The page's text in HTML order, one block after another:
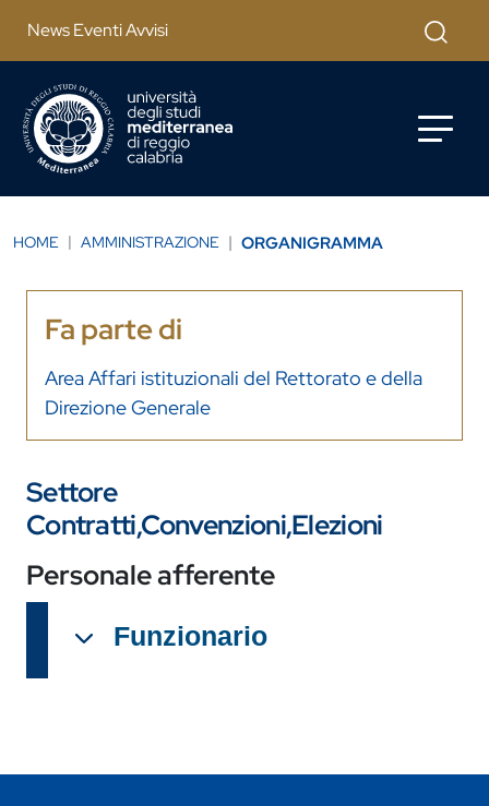
News Eventi Avvisi Cerca
HOME AMMINISTRAZIONE ORGANIGRAMMA
Fa parte di
Area Affari istituzionali del Rettorato e della
Direzione Generale
Settore
Contratti,Convenzioni,Elezioni
Personale afferente
Funzionario